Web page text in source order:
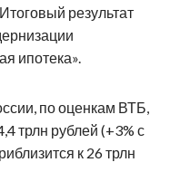
результат
ипотека».
по оценкам ВТБ,
трлн рублей (+3% с
к 26 трлн